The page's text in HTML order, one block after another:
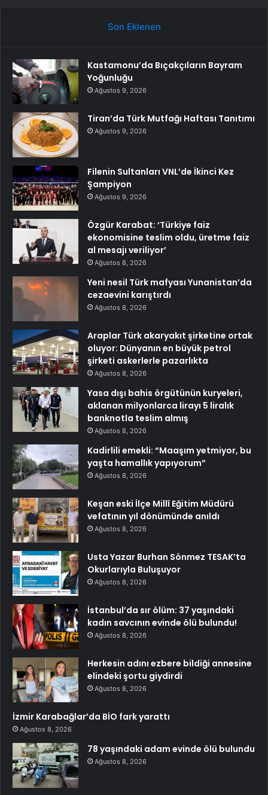
Son Eklenen
Kastamonu’da Bıçakçıların Bayram
Yoğunluğu
Ağustos 9, 2026
Tiran’da Türk Mutfağı Haftası Tanıtımı
Ağustos 9, 2026
Filenin Sultanları VNL’de İkinci Kez
Şampiyon
Ağustos 9, 2026
Özgür Karabat: ‘Türkiye faiz
ekonomisine teslim oldu, üretme faiz
al mesajı veriliyor’
Ağustos 8, 2026
Yeni nesil Türk mafyası Yunanistan’da
cezaevini karıştırdı
Ağustos 8, 2026
Araplar Türk akaryakıt şirketine ortak
oluyor: Dünyanın en büyük petrol
şirketi askerlerle pazarlıkta
Ağustos 8, 2026
Yasa dışı bahis örgütünün kuryeleri,
aklanan milyonlarca lirayı 5 liralık
banknotla teslim almış
Ağustos 8, 2026
Kadirlili emekli: “Maaşım yetmiyor, bu
yaşta hamallık yapıyorum”
Ağustos 8, 2026
Keşan eski İlçe Millî Eğitim Müdürü
vefatının yıl dönümünde anıldı
Ağustos 8, 2026
Usta Yazar Burhan Sönmez TESAK’ta
Okurlarıyla Buluşuyor
Ağustos 8, 2026
İstanbul’da sır ölüm: 37 yaşındaki
kadın savcının evinde ölü bulundu!
Ağustos 8, 2026
Herkesin adını ezbere bildiği annesine
elindeki şortu giydirdi
Ağustos 8, 2026
İzmir Karabağlar’da BİO fark yarattı
Ağustos 8, 2026
78 yaşındaki adam evinde ölü bulundu
Ağustos 8, 2026